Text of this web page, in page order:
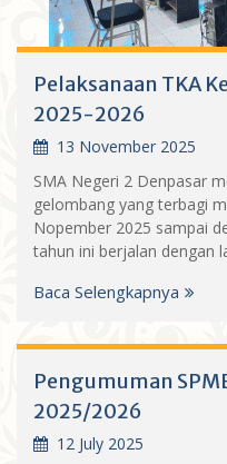
Pelaksanaan TKA
2025-2026
13 November 2025
SMA Negeri 2 Denpasar
gelombang yang terbagi
Nopember 2025 sampai
tahun ini berjalan dengan
Baca Selengkapnya
Pengumuman
2025/2026
12 July 2025